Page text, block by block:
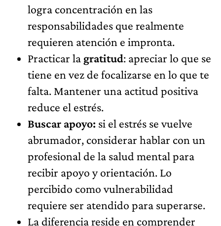
logra concentración en las
responsabilidades que realmente
requieren atención e impronta.
Practicar la gratitud: apreciar lo que se
tiene en vez de focalizarse en lo que te
falta. Mantener una actitud positiva
reduce el estrés.
Buscar apoyo: si el estrés se vuelve
abrumador, considerar hablar con un
profesional de la salud mental para
recibir apoyo y orientación. Lo
percibido como vulnerabilidad
requiere ser atendido para superarse.
La diferencia reside en comprender